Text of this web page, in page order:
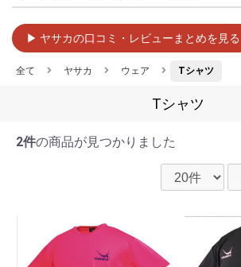
▶ ヤサカの口コミ・レビューまとめを見る
全て ヤサカ ウェア Tシャツ
Tシャツ
2件の商品が見つかりました